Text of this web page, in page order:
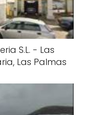
S.L. - Las
Las Palmas